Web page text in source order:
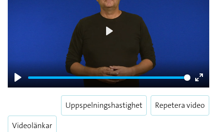
Play
Enter
Videolänkar
Uppspelningshastighet Repetera video